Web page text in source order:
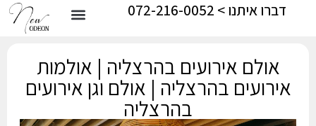
דברו איתנו > 072-216-0052
אולם אירועים בהרצליה | אולמות
אירועים בהרצליה | אולם וגן אירועים
בהרצליה